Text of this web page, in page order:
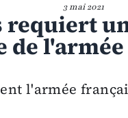
3 mai 2021
requiert
l'armée